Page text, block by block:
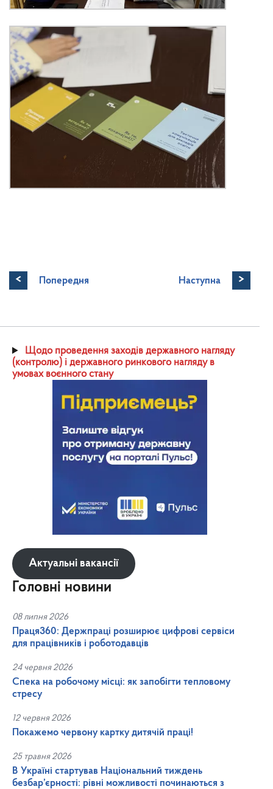
< Попередня Наступна >
Щодо проведення заходів державного нагляду
(контролю) і державного ринкового нагляду в
умовах воєнного стану
Актуальні вакансії
Головні новини
08 липня 2026
Праця360: Держпраці розширює цифрові сервіси
для працівників і роботодавців
24 червня 2026
Спека на робочому місці: як запобігти тепловому
стресу
12 червня 2026
Покажемо червону картку дитячій праці!
25 травня 2026
В Україні стартував Національний тиждень
безбар’єрності: рівні можливості починаються з